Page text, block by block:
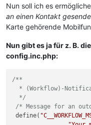
Nun soll ich es
an einen Kontakt
Karte gehörende
Nun gibt es ja für z. B.
config.inc.php:
/**
* (Workflow)-
*/
/* Message for an
define(